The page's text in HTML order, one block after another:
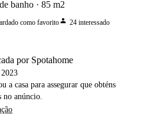
banho 85 m2
como favoritoperson 24 interessado
por Spotahome
2023
a casa para assegurar que obténs
no anúncio.